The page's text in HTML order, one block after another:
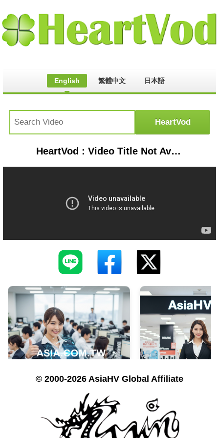
English 繁體中文 日本語
HeartVod : Video Title Not Available
© 2000-2026 AsiaHV Global Affiliate